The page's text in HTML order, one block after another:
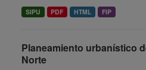
SIPU PDF HTML FIP
Planeamiento urbanístico
Norte